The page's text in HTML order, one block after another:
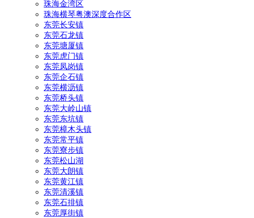
珠海金湾区
珠海横琴粤澳深度合作区
东莞长安镇
东莞石龙镇
东莞塘厦镇
东莞虎门镇
东莞凤岗镇
东莞企石镇
东莞横沥镇
东莞桥头镇
东莞大岭山镇
东莞东坑镇
东莞樟木头镇
东莞常平镇
东莞寮步镇
东莞松山湖
东莞大朗镇
东莞黄江镇
东莞清溪镇
东莞石排镇
东莞厚街镇